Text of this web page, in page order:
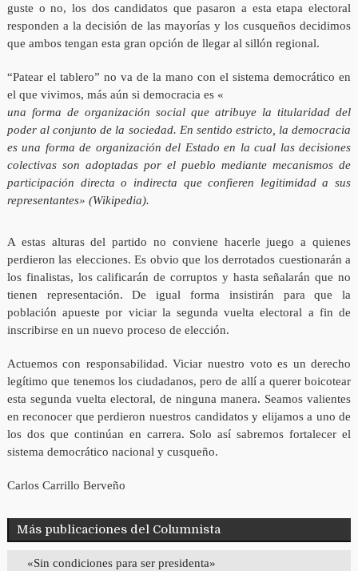
guste o no, los dos candidatos que pasaron a esta etapa electoral
responden a la decisión de las mayorías y los cusqueños decidimos
que ambos tengan esta gran opción de llegar al sillón regional.
“Patear el tablero” no va de la mano con el sistema democrático en
el que vivimos, más aún si democracia es «
una forma de organización social que atribuye la titularidad del
poder al conjunto de la sociedad. En sentido estricto, la democracia
es una forma de organización del Estado en la cual las decisiones
colectivas son adoptadas por el pueblo mediante mecanismos de
participación directa o indirecta que confieren legitimidad a sus
representantes» (Wikipedia).
A estas alturas del partido no conviene hacerle juego a quienes
perdieron las elecciones. Es obvio que los derrotados cuestionarán a
los finalistas, los calificarán de corruptos y hasta señalarán que no
tienen representación. De igual forma insistirán para que la
población apueste por viciar la segunda vuelta electoral a fin de
inscribirse en un nuevo proceso de elección.
Actuemos con responsabilidad. Viciar nuestro voto es un derecho
legítimo que tenemos los ciudadanos, pero de allí a querer boicotear
esta segunda vuelta electoral, de ninguna manera. Seamos valientes
en reconocer que perdieron nuestros candidatos y elijamos a uno de
los dos que continúan en carrera. Solo así sabremos fortalecer el
sistema democrático nacional y cusqueño.
Carlos Carrillo Berveño
Más publicaciones del Columnista
«Sin condiciones para ser presidenta»